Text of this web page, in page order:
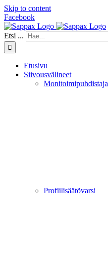
Skip to content
Facebook
Etsi ...
Etusivu
Siivousvälineet
Monitoimipuhdistaja
Profiilisäätövarsi